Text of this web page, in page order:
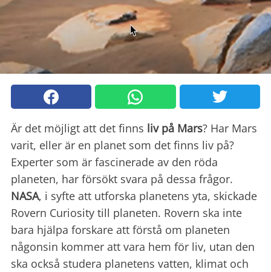
Är det möjligt att det finns liv på Mars? Har Mars
varit, eller är en planet som det finns liv på?
Experter som är fascinerade av den röda
planeten, har försökt svara på dessa frågor.
NASA, i syfte att utforska planetens yta, skickade
Rovern Curiosity till planeten. Rovern ska inte
bara hjälpa forskare att förstå om planeten
någonsin kommer att vara hem för liv, utan den
ska också studera planetens vatten, klimat och